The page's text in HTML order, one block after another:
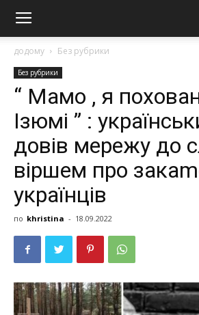
додому Без рубрики
Без рубрики
“ Мамо , я
Ізюмі ” :
довів мережу до
віршем про
українців
по khristina - 18.09.2022